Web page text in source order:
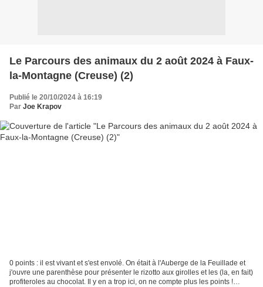
Le Parcours des animaux du 2 août 2024 à Faux-
la-Montagne (Creuse) (2)
Publié le 20/10/2024 à 16:19
Par Joe Krapov
0 points : il est vivant et s'est envolé. On était à l'Auberge de la Feuillade et
j'ouvre une parenthèse pour présenter le rizotto aux girolles et les (la, en fait)
profiteroles au chocolat. Il y en a trop ici, on ne compte plus les points !